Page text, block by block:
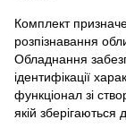
Комплект
розпізнавання
Обладнання
ідентифікації
функціонал зі
якій зберігаються